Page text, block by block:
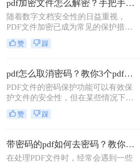
以便进行更广泛的操作。那么pdf编辑
密码怎么解开​呢？以下是一些常见的
解密方法。
pdf加密文件怎么解密？手把手教你3个简单方法！
随着数字文档安全性的日益重视，
PDF文件加密已成为常见的保护措
施。加密的PDF文件需要特定的密码
或密钥才能打开和阅读，这有助于保
问。然而，有时我们可能会遇到需要
解密PDF文件的情况，比如忘记密码
或需要编辑文件内容。那么pdf加密文
件怎么解密​呢？本文将为您介绍几种
常见的PDF解密方法。
赞 踩
pdf怎么取消密码？教你3个pdf解密方法！
PDF文件的密码保护功能可以有效保
护文件的安全性，但在某些情况下，
您可能需要取消这些密码以便更方便
地访问和编辑文件。那么pdf怎么取消
方法，帮助您轻松取消PDF文件的密
码。
赞 踩
带密码的pdf如何去密码？教你3个pdf解密方法！
在处理PDF文件时，经常会遇到一些